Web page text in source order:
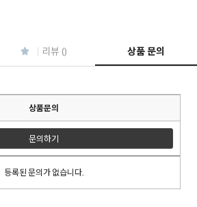
리뷰 () 상품 문의
상품문의
문의하기
등록된 문의가 없습니다.